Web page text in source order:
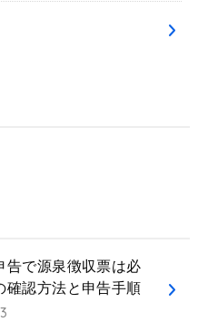
告で源泉徴収票は必
確認方法と申告手順